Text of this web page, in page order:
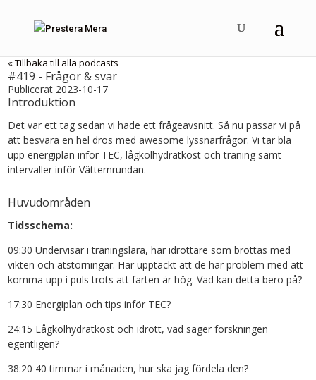
« Tillbaka till alla podcasts
#419 - Frågor & svar
Publicerat 2023-10-17
Introduktion
Det var ett tag sedan vi hade ett frågeavsnitt. Så nu passar vi på
att besvara en hel drös med awesome lyssnarfrågor. Vi tar bla
upp energiplan inför TEC, lågkolhydratkost och träning samt
intervaller inför Vätternrundan.
Huvudområden
Tidsschema:
09:30 Undervisar i träningslära, har idrottare som brottas med
vikten och ätstörningar. Har upptäckt att de har problem med att
komma upp i puls trots att farten är hög. Vad kan detta bero på?
17:30 Energiplan och tips inför TEC?
24:15 Lågkolhydratkost och idrott, vad säger forskningen
egentligen?
38:20 40 timmar i månaden, hur ska jag fördela den?